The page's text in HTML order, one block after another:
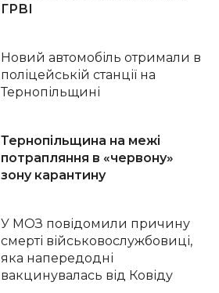
ГРВІ
Новий автомобіль отримали в
поліцейській станції на
Тернопільщині
Тернопільщина на межі
потрапляння в «червону»
зону карантину
У МОЗ повідомили причину
смерті військовослужбовиці,
яка напередодні
вакцинувалась від Ковіду